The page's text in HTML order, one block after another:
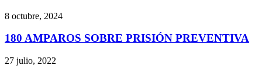
8 octubre, 2024
180 AMPAROS SOBRE PRISIÓN PREVENTIVA
27 julio, 2022